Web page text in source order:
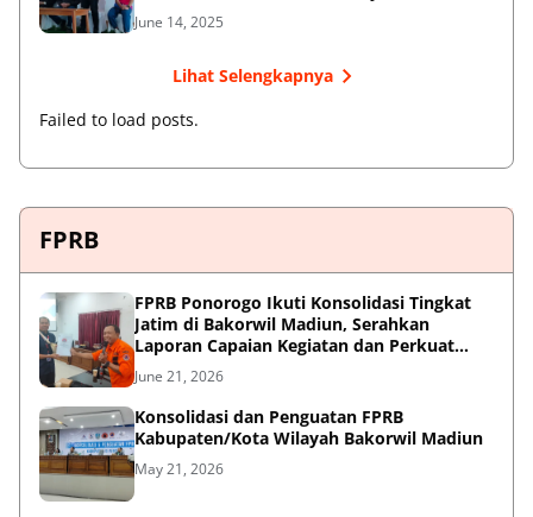
June 14, 2025
Lihat Selengkapnya
Failed to load posts.
FPRB
FPRB Ponorogo Ikuti Konsolidasi Tingkat
Jatim di Bakorwil Madiun, Serahkan
Laporan Capaian Kegiatan dan Perkuat
Sinergi Pentahelix
June 21, 2026
Konsolidasi dan Penguatan FPRB
Kabupaten/Kota Wilayah Bakorwil Madiun
May 21, 2026